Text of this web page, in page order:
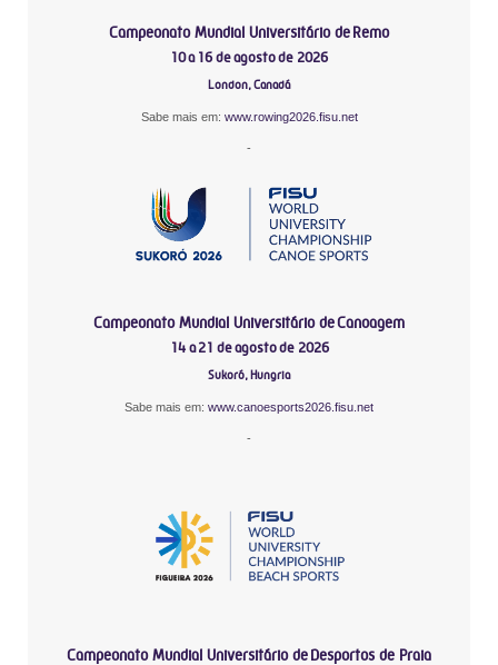
Campeonato Mundial Universitário de Remo
10 a 16 de agosto de 2026
London, Canadá
Sabe mais em: www.rowing2026.fisu.net
-
Campeonato Mundial Universitário de Canoagem
14 a 21 de agosto de 2026
Sukoró, Hungria
Sabe mais em: www.canoesports2026.fisu.net
-
Campeonato Mundial Universitário de Desportos de Praia